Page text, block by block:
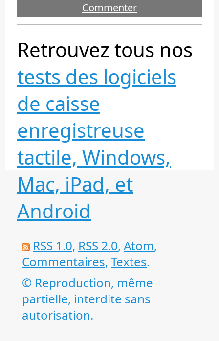
Commenter
Retrouvez tous nos
tests des logiciels
de caisse
enregistreuse
tactile, Windows,
Mac, iPad, et
Android
RSS 1.0, RSS 2.0, Atom,
Commentaires, Textes.
© Reproduction, même
partielle, interdite sans
autorisation.